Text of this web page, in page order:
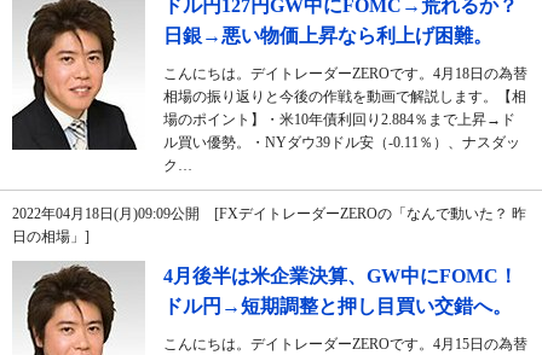
ドル円127円GW中にFOMC→荒れるか？
日銀→悪い物価上昇なら利上げ困難。
こんにちは。デイトレーダーZEROです。4月18日の為替
相場の振り返りと今後の作戦を動画で解説します。【相
場のポイント】・米10年債利回り2.884％まで上昇→ド
ル買い優勢。・NYダウ39ドル安（-0.11％）、ナスダッ
ク…
2022年04月18日(月)09:09公開 [FXデイトレーダーZEROの「なんで動いた？ 昨
日の相場」]
4月後半は米企業決算、GW中にFOMC！
ドル円→短期調整と押し目買い交錯へ。
こんにちは。デイトレーダーZEROです。4月15日の為替